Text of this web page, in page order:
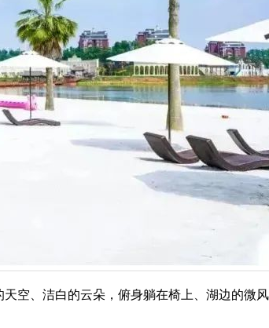
空、洁白的云朵，俯身躺在椅上、湖边的微风